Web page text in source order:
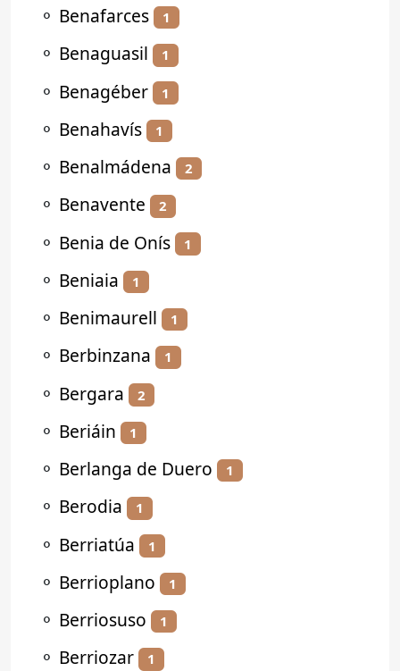
⚬ Benafarces 1
⚬ Benaguasil 1
⚬ Benagéber 1
⚬ Benahavís 1
⚬ Benalmádena 2
⚬ Benavente 2
⚬ Benia de Onís 1
⚬ Beniaia 1
⚬ Benimaurell 1
⚬ Berbinzana 1
⚬ Bergara 2
⚬ Beriáin 1
⚬ Berlanga de Duero 1
⚬ Berodia 1
⚬ Berriatúa 1
⚬ Berrioplano 1
⚬ Berriosuso 1
⚬ Berriozar 1